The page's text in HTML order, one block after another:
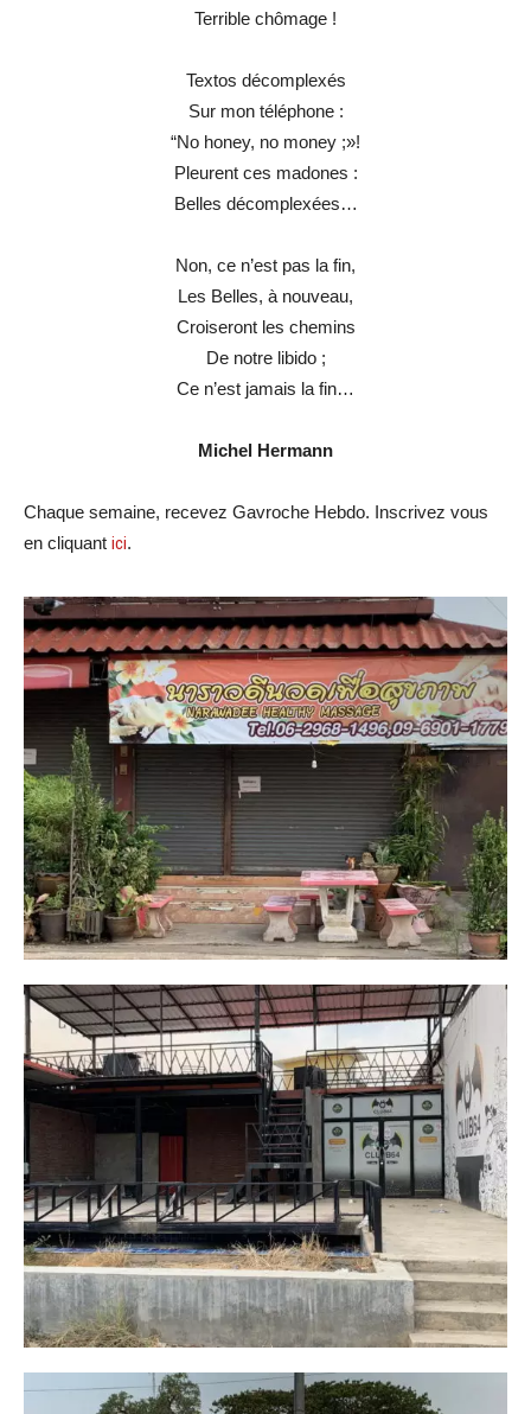
Terrible chômage !
Textos décomplexés
Sur mon téléphone :
“No honey, no money ;»!
Pleurent ces madones :
Belles décomplexées…
Non, ce n’est pas la fin,
Les Belles, à nouveau,
Croiseront les chemins
De notre libido ;
Ce n’est jamais la fin…
Michel Hermann
Chaque semaine, recevez Gavroche Hebdo. Inscrivez vous
en cliquant ici.